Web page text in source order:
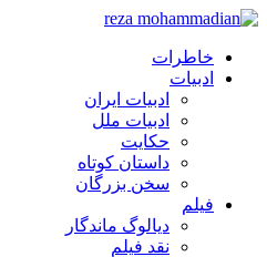
خاطرات
ادبیات
ادبیات ایران
ادبیات ملل
حکایت
داستان کوتاه
سخن بزرگان
فیلم
دیالوگ ماندگار
نقد فیلم